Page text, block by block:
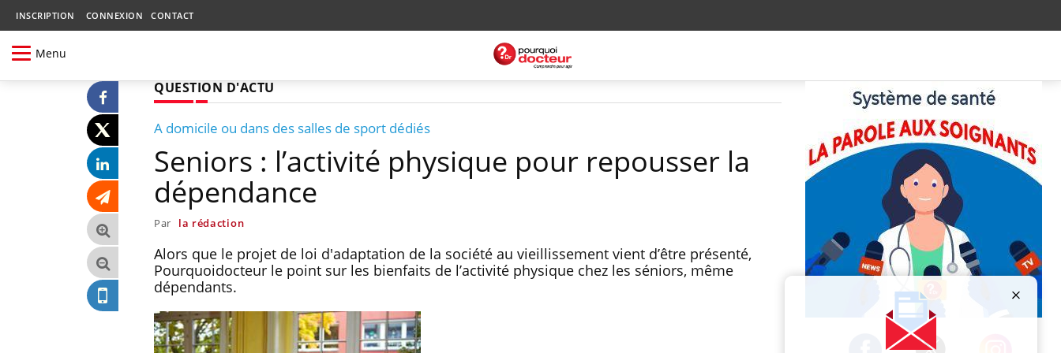
INSCRIPTION CONNEXION CONTACT
Menu
QUESTION D'ACTU
A domicile ou dans des salles de sport dédiés
Seniors : l’activité physique pour repousser la
dépendance
Par la rédaction
Alors que le projet de loi d'adaptation de la société au vieillissement vient d’être présenté,
Pourquoidocteur le point sur les bienfaits de l’activité physique chez les séniors, même
dépendants.